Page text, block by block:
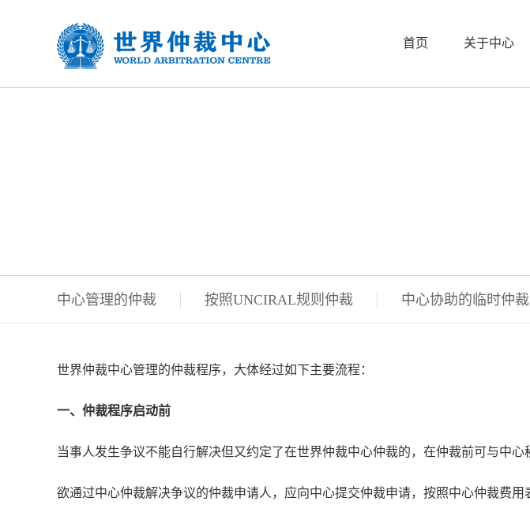
首页 关于中心
中心管理的仲裁 按照UNCIRAL规则仲裁 中心协助的临时仲裁
世界仲裁中心管理的仲裁程序，大体经过如下主要流程：
一、仲裁程序启动前
当事人发生争议不能自行解决但又约定了在世界仲裁中心仲裁的，在仲裁前可与中心
欲通过中心仲裁解决争议的仲裁申请人，应向中心提交仲裁申请，按照中心仲裁费用